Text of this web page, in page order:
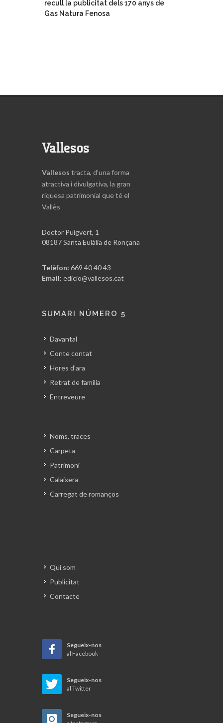
recull la publicitat dels 170 anys de
Gas Natura Fenosa
Vallesos
Vallesos tracta, d’una forma
atractiva i divulgativa, la gran
riquesa patrimonial que té el
Vallès
Doctor Puigvert, 1
08187 Santa Eulàlia de Ronçana
Telèfon: 669 40 40 43
Email: edicio@vallesos.cat
SUMARI NÚMERO 5
Davantal
Conte contat
Hores d'ara
Retrat de família
Entreveure
Noms, traces
Carpeta
Patrimoni
Calaixera
Carregat de romanços
Qui som
Publicitat
Contacte
Segueix-nos
al Facebook
Segueix-nos
al Twitter
Segueix-nos